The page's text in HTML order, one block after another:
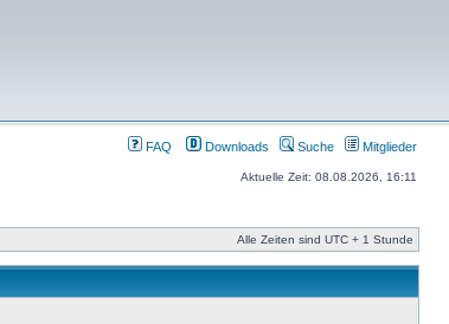
FAQ Downloads Suche Mitglieder
Aktuelle Zeit: 08.08.2026, 16:11
Alle Zeiten sind UTC + 1 Stunde